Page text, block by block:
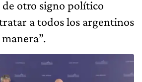
otro signo político
a todos los argentinos